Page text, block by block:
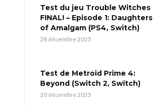
Test du jeu Trouble Witches
FINAL! – Episode 1: Daughters
of Amalgam (PS4, Switch)
28 décembre 2025
Test de Metroid Prime 4:
Beyond (Switch 2, Switch)
20 décembre 2025